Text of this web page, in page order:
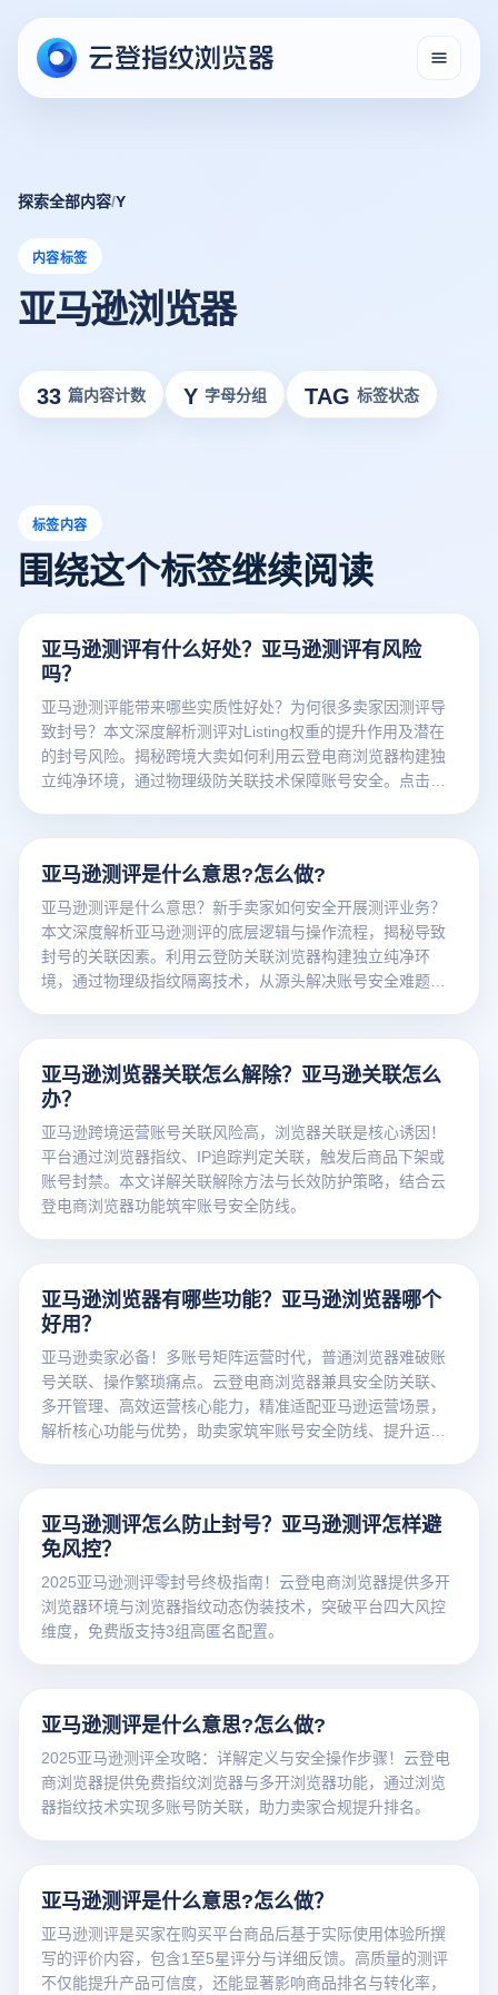
探索全部内容/Y
内容标签
亚马逊浏览器
33 篇内容计数 Y 字母分组 TAG 标签状态
标签内容
围绕这个标签继续阅读
亚马逊测评有什么好处？亚马逊测评有风险
吗？
亚马逊测评能带来哪些实质性好处？为何很多卖家因测评导
致封号？本文深度解析测评对Listing权重的提升作用及潜在
的封号风险。揭秘跨境大卖如何利用云登电商浏览器构建独
立纯净环境，通过物理级防关联技术保障账号安全。点击免
亚马逊测评是什么意思?怎么做?
亚马逊测评是什么意思？新手卖家如何安全开展测评业务？
本文深度解析亚马逊测评的底层逻辑与操作流程，揭秘导致
封号的关联因素。利用云登防关联浏览器构建独立纯净环
境，通过物理级指纹隔离技术，从源头解决账号安全难题，
亚马逊浏览器关联怎么解除？亚马逊关联怎么
办？
亚马逊跨境运营账号关联风险高，浏览器关联是核心诱因！
平台通过浏览器指纹、IP追踪判定关联，触发后商品下架或
账号封禁。本文详解关联解除方法与长效防护策略，结合云
登电商浏览器功能筑牢账号安全防线。
亚马逊浏览器有哪些功能？亚马逊浏览器哪个
好用？
亚马逊卖家必备！多账号矩阵运营时代，普通浏览器难破账
号关联、操作繁琐痛点。云登电商浏览器兼具安全防关联、
多开管理、高效运营核心能力，精准适配亚马逊运营场景，
解析核心功能与优势，助卖家筑牢账号安全防线、提升运营
亚马逊测评怎么防止封号？亚马逊测评怎样避
免风控？
2025亚马逊测评零封号终极指南！云登电商浏览器提供多开
浏览器环境与浏览器指纹动态伪装技术，突破平台四大风控
维度，免费版支持3组高匿名配置。
亚马逊测评是什么意思?怎么做?
2025亚马逊测评全攻略：详解定义与安全操作步骤！云登电
商浏览器提供免费指纹浏览器与多开浏览器功能，通过浏览
器指纹技术实现多账号防关联，助力卖家合规提升排名。
亚马逊测评是什么意思?怎么做？
亚马逊测评是买家在购买平台商品后基于实际使用体验所撰
写的评价内容，包含1至5星评分与详细反馈。高质量的测评
不仅能提升产品可信度，还能显著影响商品排名与转化率，